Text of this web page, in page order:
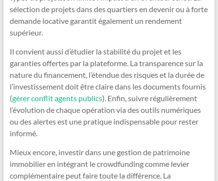
sélection de projets dans des quartiers en devenir ou à forte
demande locative garantit également un rendement
supérieur.
Il convient aussi d’étudier la stabilité du projet et les
garanties offertes par la plateforme. La transparence sur la
nature du financement, l’étendue des risques et la durée de
l’investissement doit être claire dans les documents fournis
(gérer conflit agents publics). Enfin, suivre régulièrement
l’évolution de chaque opération via des outils numériques
ou des alertes est une pratique indispensable pour rester
informé.
Mieux encore, investir dans une gestion de patrimoine
immobilier en intégrant le crowdfunding comme levier
complémentaire peut faire toute la différence. La